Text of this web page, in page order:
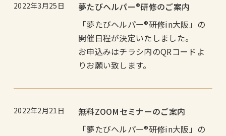
2022年3月25日
夢たびヘルパー®︎研修のご案内
「夢たびヘルパー®︎研修in大阪」の
開催日程が決定いたしました。
お申込みはチラシ内のQRコードよ
りお願い致します。
2022年2月21日
無料ZOOMセミナーのご案内
「夢たびヘルパー®︎研修in大阪」の